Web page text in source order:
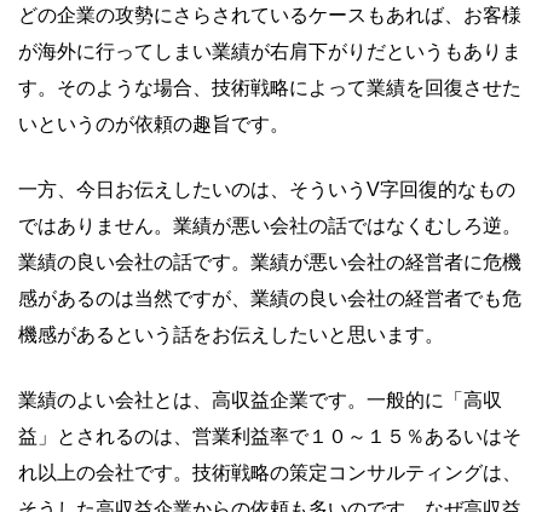
どの企業の攻勢にさらされているケースもあれば、お客様
が海外に行ってしまい業績が右肩下がりだというもありま
す。そのような場合、技術戦略によって業績を回復させた
いというのが依頼の趣旨です。
一方、今日お伝えしたいのは、そういうV字回復的なもの
ではありません。業績が悪い会社の話ではなくむしろ逆。
業績の良い会社の話です。業績が悪い会社の経営者に危機
感があるのは当然ですが、業績の良い会社の経営者でも危
機感があるという話をお伝えしたいと思います。
業績のよい会社とは、高収益企業です。一般的に「高収
益」とされるのは、営業利益率で１０～１５％あるいはそ
れ以上の会社です。技術戦略の策定コンサルティングは、